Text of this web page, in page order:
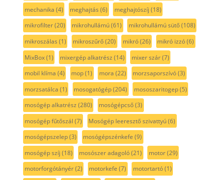
mechanika (4) meghajtás (6) meghajtószíj (18)
mikrofilter(20) mikrohullámú(61) mikrohullámú sütő(108)
mikroszálas (1) mikroszűrő(20) mikró(26) mikró izzó(6)
MixBox(1) mixergép alkatrész (14) mixer szár(7)
mobil klíma (4) mop(1) mora (22) morzsaporszívó(3)
morzsatálca (1) mosogatógép(204) mososzaritogep(5)
mosógép alkatrész (280) mosógépcső(3)
mosógép fűtőszál (7) Mosógép leeresztő szivattyú(6)
mosógépszelep(3) mosógépszénkefe (9)
mosógép szíj (18) mosószer adagoló(21) motor(29)
motorforgótányér(2) motorkefe (7) motortartó(1)